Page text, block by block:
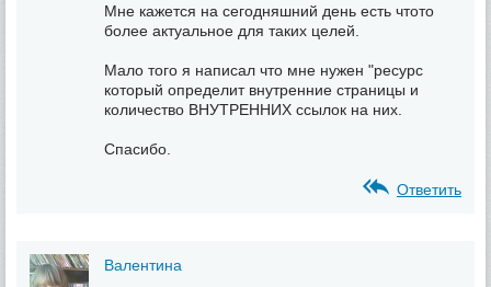
Мне кажется на сегодняшний день есть чтото
более актуальное для таких целей.
Мало того я написал что мне нужен "ресурс
который определит внутренние страницы и
количество ВНУТРЕННИХ ссылок на них.
Спасибо.
Ответить
Валентина